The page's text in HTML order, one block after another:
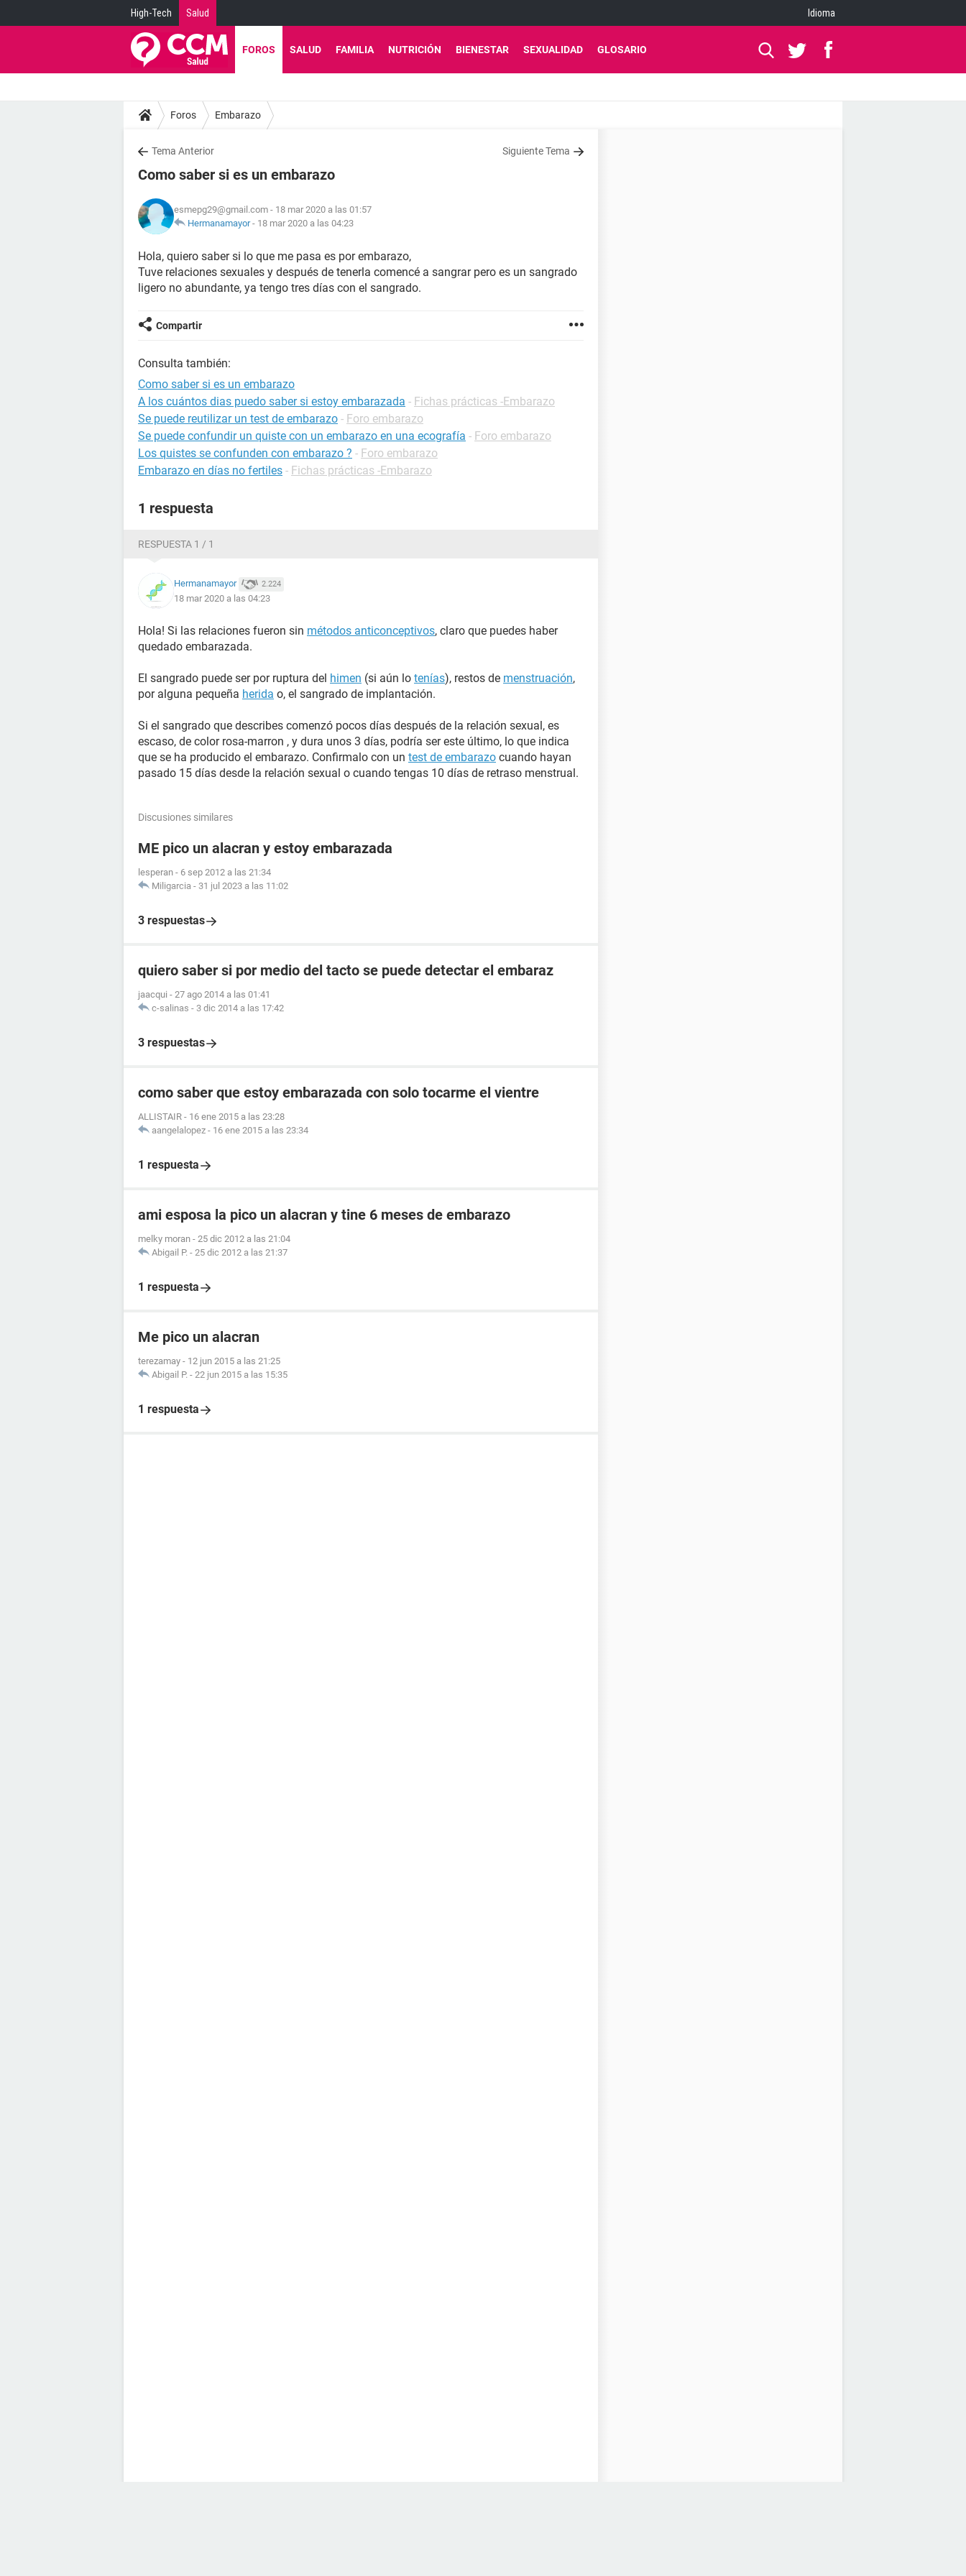
High-Tech Salud Idioma
FOROS SALUD FAMILIA NUTRICIÓN BIENESTAR SEXUALIDAD GLOSARIO
Foros Embarazo
Tema Anterior Siguiente Tema
Como saber si es un embarazo
esmepg29@gmail.com - 18 mar 2020 a las 01:57
Hermanamayor- 18 mar 2020 a las 04:23
Hola, quiero saber si lo que me pasa es por embarazo,
Tuve relaciones sexuales y después de tenerla comencé a sangrar pero es un sangrado
ligero no abundante, ya tengo tres días con el sangrado.
Compartir
Consulta también:
Como saber si es un embarazo
A los cuántos dias puedo saber si estoy embarazada - Fichas prácticas -Embarazo
Se puede reutilizar un test de embarazo - Foro embarazo
Se puede confundir un quiste con un embarazo en una ecografía - Foro embarazo
Los quistes se confunden con embarazo ? - Foro embarazo
Embarazo en días no fertiles - Fichas prácticas -Embarazo
1 respuesta
RESPUESTA 1 / 1
Hermanamayor 2.224
18 mar 2020 a las 04:23
Hola! Si las relaciones fueron sin métodos anticonceptivos, claro que puedes haber
quedado embarazada.
El sangrado puede ser por ruptura del himen (si aún lo tenías), restos de menstruación,
por alguna pequeña herida o, el sangrado de implantación.
Si el sangrado que describes comenzó pocos días después de la relación sexual, es
escaso, de color rosa-marron , y dura unos 3 días, podría ser este último, lo que indica
que se ha producido el embarazo. Confirmalo con un test de embarazo cuando hayan
pasado 15 días desde la relación sexual o cuando tengas 10 días de retraso menstrual.
Discusiones similares
ME pico un alacran y estoy embarazada
lesperan - 6 sep 2012 a las 21:34
Miligarcia - 31 jul 2023 a las 11:02
3 respuestas
quiero saber si por medio del tacto se puede detectar el embaraz
jaacqui - 27 ago 2014 a las 01:41
c-salinas - 3 dic 2014 a las 17:42
3 respuestas
como saber que estoy embarazada con solo tocarme el vientre
ALLISTAIR - 16 ene 2015 a las 23:28
aangelalopez - 16 ene 2015 a las 23:34
1 respuesta
ami esposa la pico un alacran y tine 6 meses de embarazo
melky moran - 25 dic 2012 a las 21:04
Abigail P. - 25 dic 2012 a las 21:37
1 respuesta
Me pico un alacran
terezamay - 12 jun 2015 a las 21:25
Abigail P. - 22 jun 2015 a las 15:35
1 respuesta